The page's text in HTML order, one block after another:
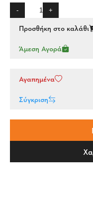
- +
Προσθήκη στο καλάθι
Άμεση Αγορά
Αγαπημένα
Σύγκριση